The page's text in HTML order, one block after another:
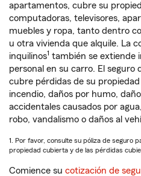
apartamentos, cubre su
computadoras, televisores,
muebles y ropa, tanto dentro
u otra vivienda que alquile. La
inquilinos1 también se extiende
personal en su carro. El
cubre pérdidas de su
incendio, daños por humo,
accidentales causados por
robo, vandalismo o daños al
1. Por favor, consulte su póliza de seguro
propiedad cubierta y de las pérdidas
Comience su cotización de